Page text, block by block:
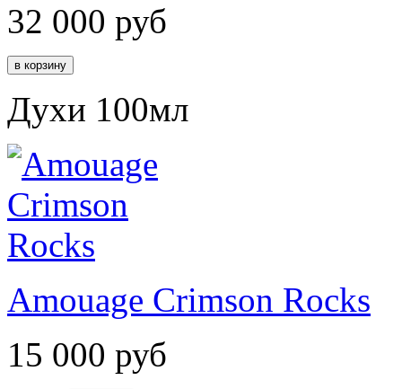
32 000 руб
Духи 100мл
Amouage Crimson Rocks
15 000 руб